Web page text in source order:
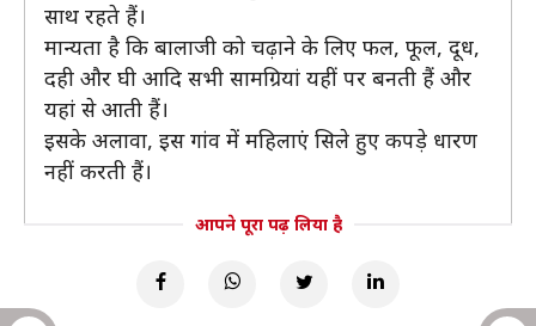
साथ रहते हैं।
मान्‍यता है कि बालाजी को चढ़ाने के लिए फल, फूल, दूध,
दही और घी आदि सभी सामग्रियां यहीं पर बनती हैं और
यहां से आती हैं।
इसके अलावा, इस गांव में महिलाएं सिले हुए कपड़े धारण
नहीं करती हैं।
आपने पूरा पढ़ लिया है